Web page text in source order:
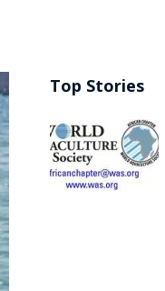
Top Stories